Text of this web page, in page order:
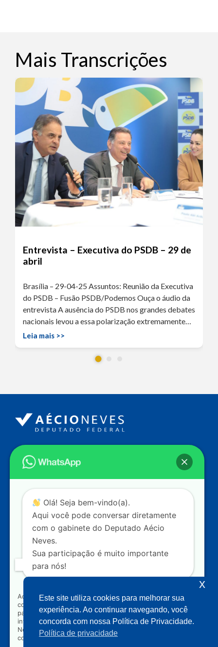
Mais Transcrições
Entrevista – Executiva do PSDB – 29 de
abril
Brasília – 29-04-25 Assuntos: Reunião da Executiva
do PSDB – Fusão PSDB/Podemos Ouça o áudio da
entrevista A ausência do PSDB nos grandes debates
nacionais levou a essa polarização extremamente…
Leia mais >>
Endereço
Câmara dos Deputados
Ed. Principal, Ala C – Gabinete
Contato
dep.aecioneves@camara.leg.br
+55 (61) 3215-5964
+55 (31) 3261-0121
+55 (31) 97150-0834
Nossas redes
Acompanhe o meu mandato
Olá! Seja bem-vindo(a).
Aqui você pode conversar diretamente
com o gabinete do Deputado Aécio
Neves.
Sua participação é muito importante
para nós!
Ao clicar para iniciar o contato pelo WhatsApp, você
concorda que seus dados serão utilizados exclusivamente
para atendimento relacionado às demandas, sugestões ou
informações referentes ao mandato do Deputado Aécio
Neves. Seus dados serão tratados com sigilo e não serão
compartilhados com terceiros.
Este site utiliza cookies para melhorar sua
experiência. Ao continuar navegando, você
concorda com nossa Política de Privacidade.
Política de privacidade
x